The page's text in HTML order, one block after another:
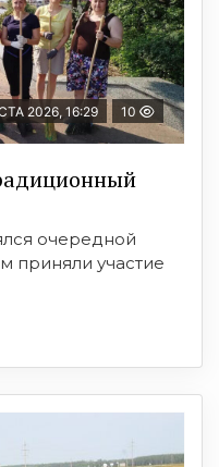
2026, 16:29 10
очередной
приняли участие